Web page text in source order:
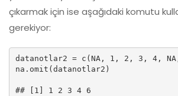
çıkarmak için ise aşağıdaki komutu
gerekiyor:
datanotlar2 = c(NA, 1, 2, 3, 4,
na.omit(datanotlar2)
## [1] 1 2 3 4 6